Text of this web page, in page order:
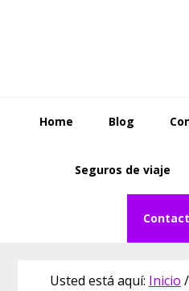
Home Blog
Seguros de viaje
Usted está aquí: Inicio /